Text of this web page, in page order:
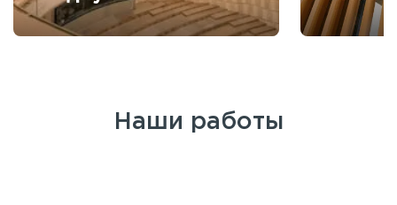
Наши работы